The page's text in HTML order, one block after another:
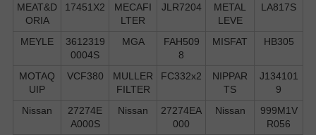
MEAT&D
ORIA
17451X2
MECAFI
LTER
JLR7204
METAL
LEVE
LA817S
MEYLE
3612319
0004S
MGA
FAH509
8
MISFAT HB305
MOTAQ
UIP
VCF380
MULLER
FILTER
FC332x2
NIPPAR
TS
J134101
9
Nissan
27274E
A000S
Nissan
27274EA
000
Nissan
999M1V
R056